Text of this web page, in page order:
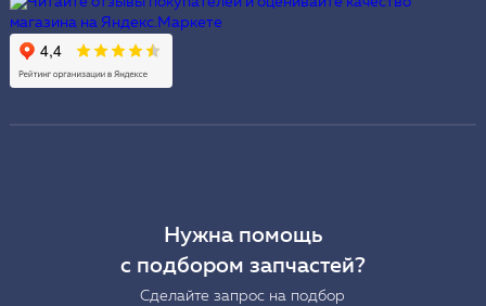
Нужна помощь
с подбором запчастей?
Сделайте запрос на подбор